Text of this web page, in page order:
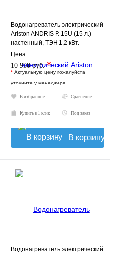
Водонагреватель электрический
Ariston ANDRIS R 15U (15 л.)
настенный, ТЭН 1,2 кВт.
Цена:
10 990 руб.*
* Актуальную цену пожалуйста
уточните у менеджера
В избранное Сравнение
Купить в 1 клик Под заказ
В корзину
Водонагреватель электрический